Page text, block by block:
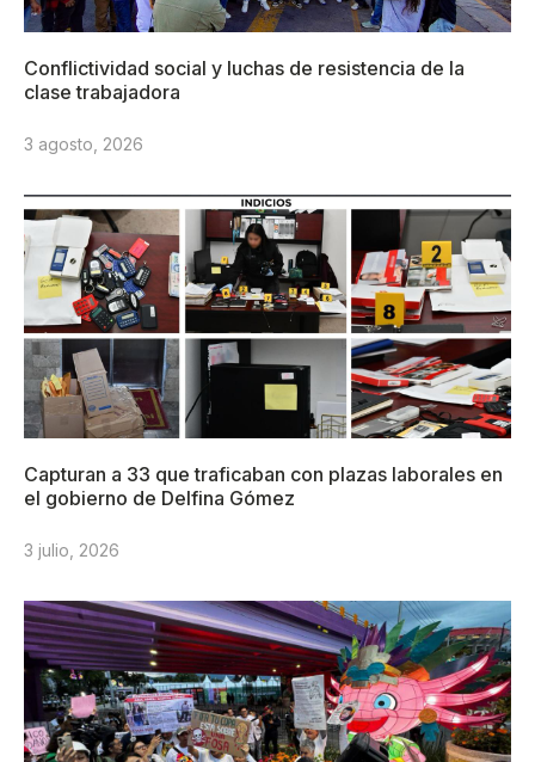
Conflictividad social y luchas de resistencia de la
clase trabajadora
3 agosto, 2026
Capturan a 33 que traficaban con plazas laborales en
el gobierno de Delfina Gómez
3 julio, 2026